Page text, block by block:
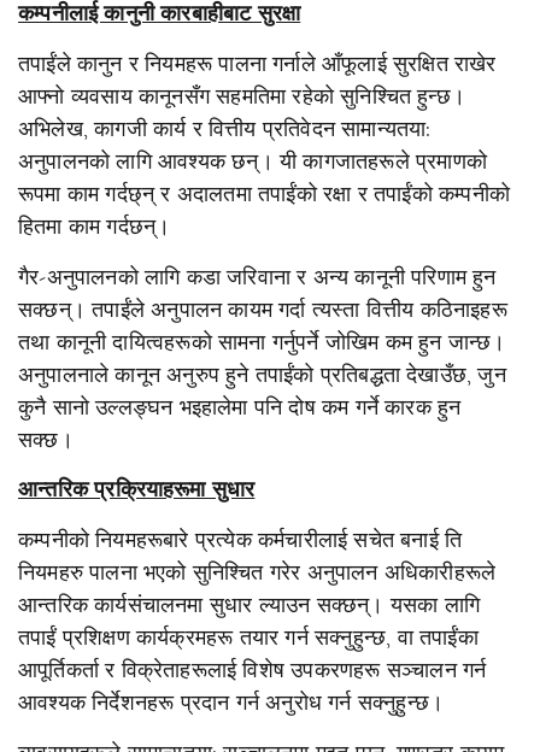
कम्पनीलाई कानुनी कारबाहीबाट सुरक्षा
तपाईंले कानुन र नियमहरू पालना गर्नाले आँफूलाई सुरक्षित राखेर
आफ्नो व्यवसाय कानूनसँग सहमतिमा रहेको सुनिश्चित हुन्छ।
अभिलेख, कागजी कार्य र वित्तीय प्रतिवेदन सामान्यतया:
अनुपालनको लागि आवश्यक छन्। यी कागजातहरूले प्रमाणको
रूपमा काम गर्दछ्न् र अदालतमा तपाईंको रक्षा र तपाईंको कम्पनीको
हितमा काम गर्दछन्।
गैर-अनुपालनको लागि कडा जरिवाना र अन्य कानूनी परिणाम हुन
सक्छन्। तपाईंले अनुपालन कायम गर्दा त्यस्ता वित्तीय कठिनाइहरू
तथा कानूनी दायित्वहरूको सामना गर्नुपर्ने जोखिम कम हुन जान्छ।
अनुपालनाले कानून अनुरुप हुने तपाईंको प्रतिबद्धता देखाउँछ, जुन
कुनै सानो उल्लङ्घन भइहालेमा पनि दोष कम गर्ने कारक हुन
सक्छ।
आन्तरिक प्रक्रियाहरूमा सुधार
कम्पनीको नियमहरूबारे प्रत्येक कर्मचारीलाई सचेत बनाई ति
नियमहरु पालना भएको सुनिश्चित गरेर अनुपालन अधिकारीहरूले
आन्तरिक कार्यसंचालनमा सुधार ल्याउन सक्छन्। यसका लागि
तपाईं प्रशिक्षण कार्यक्रमहरू तयार गर्न सक्नुहुन्छ, वा तपाईंका
आपूर्तिकर्ता र विक्रेताहरूलाई विशेष उपकरणहरू सञ्चालन गर्न
आवश्यक निर्देशनहरू प्रदान गर्न अनुरोध गर्न सक्नुहुन्छ।